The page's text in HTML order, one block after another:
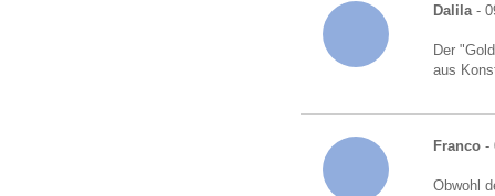
Dalila-
Der
aus
Franco -
Obwohl